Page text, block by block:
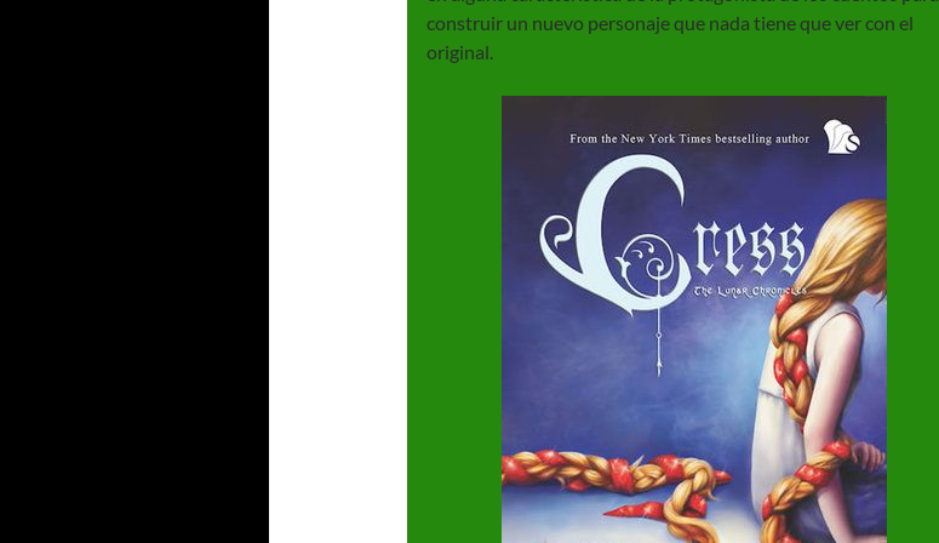
construir un nuevo personaje que nada tiene que ver con el
original.